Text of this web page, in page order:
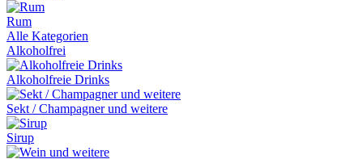
Rum
Alle Kategorien
Alkoholfrei
Alkoholfreie Drinks
Sekt / Champagner und weitere
Sirup